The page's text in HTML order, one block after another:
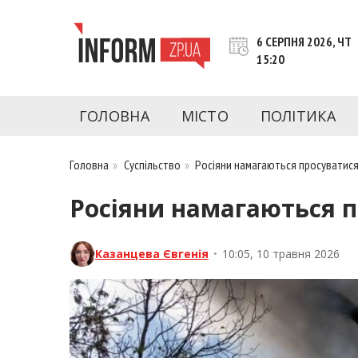
INFORM.ZP.UA – це інформаційний
Запоріжжя та Запорізької області на день.
6 СЕРПНЯ 2026, ЧТ
15:20
ГОЛОВНА МІСТО ПОЛІТИКА
Головна » Суспільство »Росіяни намагаються
Росіяни намагаються
Казанцева Євгенія • 10:05, 10 травня 2026